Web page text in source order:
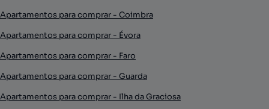
Apartamentos para comprar - Coimbra
Apartamentos para comprar - Évora
Apartamentos para comprar - Faro
Apartamentos para comprar - Guarda
Apartamentos para comprar - Ilha da Graciosa